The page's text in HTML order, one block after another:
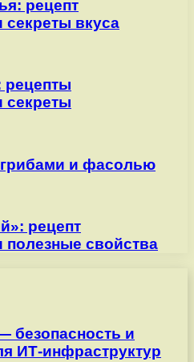
рецепт
секреты вкуса
рецепты
секреты
грибами и фасолью
рецепт
полезные свойства
безопасность и
ИТ-инфраструктур